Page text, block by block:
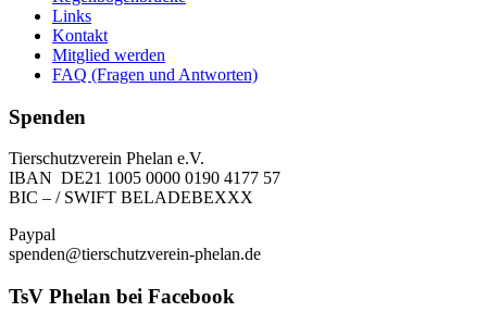
Links
Kontakt
Mitglied werden
FAQ (Fragen und Antworten)
Spenden
Tierschutzverein Phelan e.V.
IBAN DE21 1005 0000 0190 4177 57
BIC – / SWIFT BELADEBEXXX
Paypal
spenden@tierschutzverein-phelan.de
TsV Phelan bei Facebook